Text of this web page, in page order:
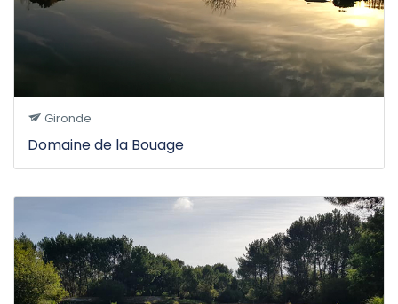
Gironde
Domaine de la Bouage